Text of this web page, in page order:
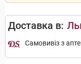
Доставка в:
Самовивіз з